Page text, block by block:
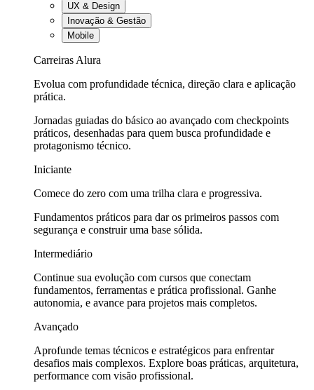
UX & Design
Inovação & Gestão
Mobile
Carreiras Alura
Evolua com profundidade técnica, direção clara e aplicação
prática.
Jornadas guiadas do básico ao avançado com checkpoints
práticos, desenhadas para quem busca profundidade e
protagonismo técnico.
Iniciante
Comece do zero com uma trilha clara e progressiva.
Fundamentos práticos para dar os primeiros passos com
segurança e construir uma base sólida.
Intermediário
Continue sua evolução com cursos que conectam
fundamentos, ferramentas e prática profissional. Ganhe
autonomia, e avance para projetos mais completos.
Avançado
Aprofunde temas técnicos e estratégicos para enfrentar
desafios mais complexos. Explore boas práticas, arquitetura,
performance com visão profissional.